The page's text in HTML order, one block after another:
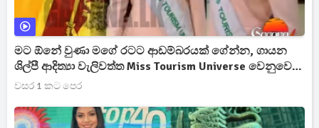
මට ඕනේ වුණා මගේ රටට ආඩම්බරයක් ගේන්න, ගායන
ශිල්පී ආදිත්‍යා වැලිවත්ත Miss Tourism Universe වෙනුවෙන්
ජාත්‍යන්තරයට[VIDEO]
වසර 1 කට පෙර